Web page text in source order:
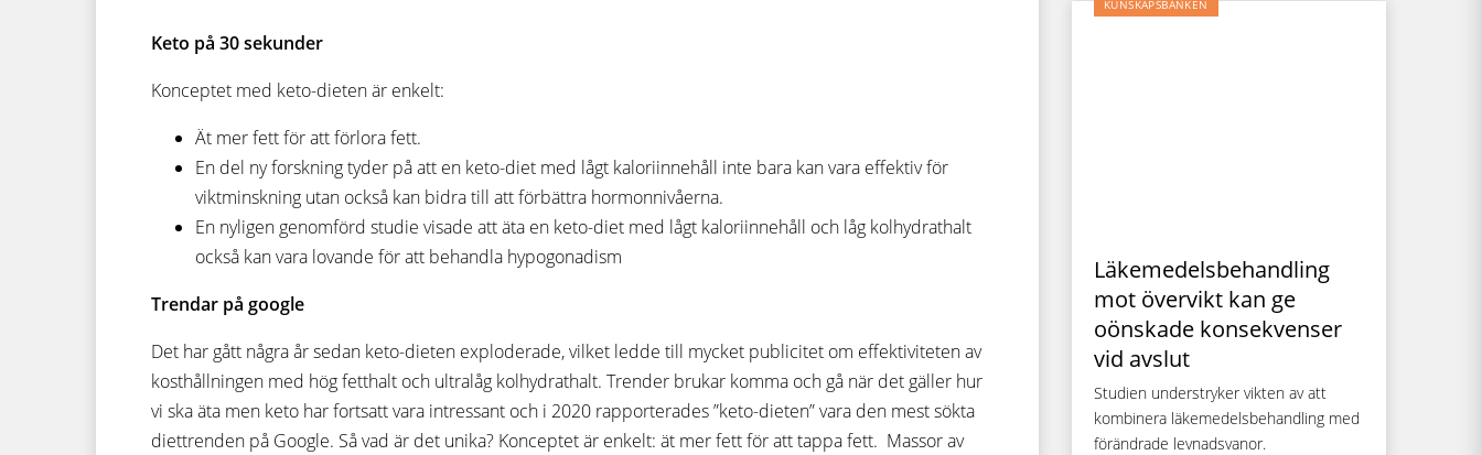
Keto på 30 sekunder
Konceptet med keto-dieten är enkelt:
Ät mer fett för att förlora fett.
En del ny forskning tyder på att en keto-diet med lågt kaloriinnehåll inte bara kan vara effektiv för
viktminskning utan också kan bidra till att förbättra hormonnivåerna.
En nyligen genomförd studie visade att äta en keto-diet med lågt kaloriinnehåll och låg kolhydrathalt
också kan vara lovande för att behandla hypogonadism
Trendar på google
Det har gått några år sedan keto-dieten exploderade, vilket ledde till mycket publicitet om effektiviteten av
kosthållningen med hög fetthalt och ultralåg kolhydrathalt. Trender brukar komma och gå när det gäller hur
vi ska äta men keto har fortsatt vara intressant och i 2020 rapporterades ”keto-dieten” vara den mest sökta
diettrenden på Google. Så vad är det unika? Konceptet är enkelt: ät mer fett för att tappa fett. Massor av
KUNSKAPSBANKEN
Läkemedelsbehandling
mot övervikt kan ge
oönskade konsekvenser
vid avslut
Studien understryker vikten av att
kombinera läkemedelsbehandling med
förändrade levnadsvanor.